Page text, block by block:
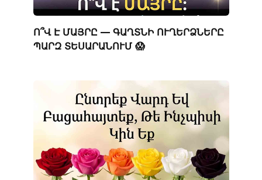
Ո՞Վ Է ՄԱՅՐԸ — ԳԱՂՏՆԻ ՈՒՂԵՐՁՆԵՐԸ
ՊԱՐԶ ՏԵՍԱՐԱՆՈՒՄ 😱